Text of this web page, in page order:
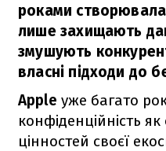
роками створювала
лише захищають
змушують
власні підходи до
Apple уже багато
конфіденційність
цінностей своєї